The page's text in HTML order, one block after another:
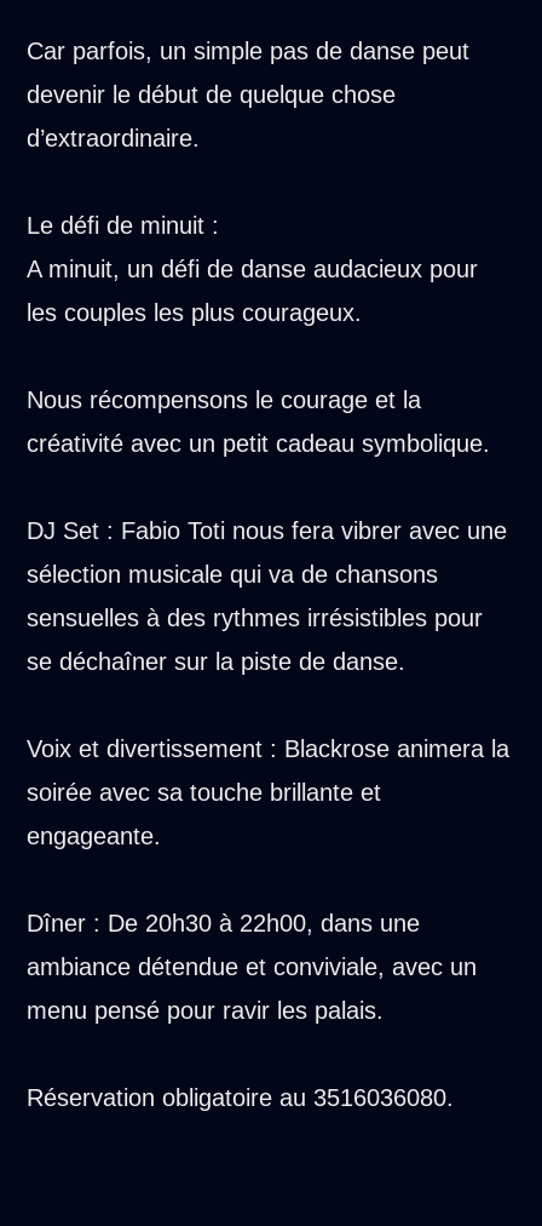
Car parfois, un simple pas de danse peut
devenir le début de quelque chose
d’extraordinaire.
Le défi de minuit :
A minuit, un défi de danse audacieux pour
les couples les plus courageux.
Nous récompensons le courage et la
créativité avec un petit cadeau symbolique.
DJ Set : Fabio Toti nous fera vibrer avec une
sélection musicale qui va de chansons
sensuelles à des rythmes irrésistibles pour
se déchaîner sur la piste de danse.
Voix et divertissement : Blackrose animera la
soirée avec sa touche brillante et
engageante.
Dîner : De 20h30 à 22h00, dans une
ambiance détendue et conviviale, avec un
menu pensé pour ravir les palais.
Réservation obligatoire au 3516036080.